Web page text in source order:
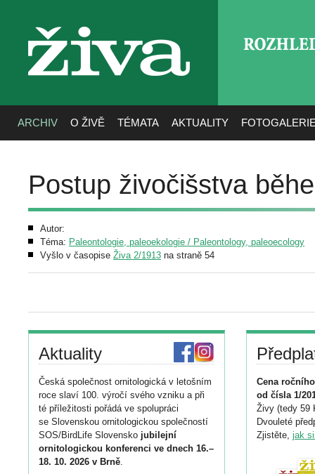
živa
ARCHIV O ŽIVĚ TÉMATA AKTUALITY
Postup živočišstva
Autor:
Téma: Paleontologie, paleoekologie / Paleontology, paleoecology
Vyšlo v časopise Živa 2/1913 na straně 54
Aktuality
Česká společnost ornitologická v letošním
roce slaví 100. výročí svého vzniku a při
té příležitosti pořádá ve spolupráci
se Slovenskou ornitologickou společností
SOS/BirdLife Slovensko jubilejní
ornitologickou konferenci ve dnech 16.–
18. 10. 2026 v Brně.
Cena
od čísla 1/
Živy (tedy 59
Dvouleté
Zjistěte, jak